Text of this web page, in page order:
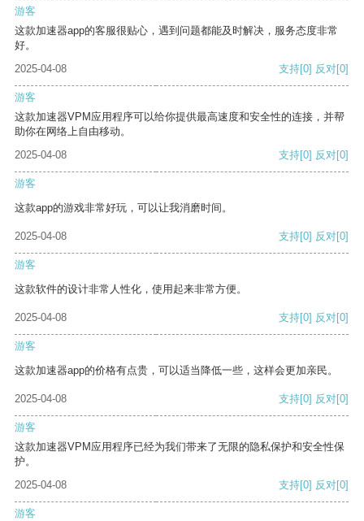
游客
这款加速器app的客服很贴心，遇到问题都能及时解决，服务态度非常
好。
2025-04-08
支持[0] 反对[0]
游客
这款加速器VPM应用程序可以给你提供最高速度和安全性的连接，并帮
助你在网络上自由移动。
2025-04-08
支持[0] 反对[0]
游客
这款app的游戏非常好玩，可以让我消磨时间。
2025-04-08 支持[0] 反对[0]
游客
这款软件的设计非常人性化，使用起来非常方便。
2025-04-08 支持[0] 反对[0]
游客
这款加速器app的价格有点贵，可以适当降低一些，这样会更加亲民。
2025-04-08 支持[0] 反对[0]
游客
这款加速器VPM应用程序已经为我们带来了无限的隐私保护和安全性保
护。
2025-04-08
支持[0] 反对[0]
游客